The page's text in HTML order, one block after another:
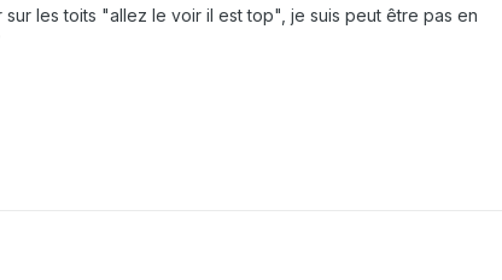
les toits "allez le voir il est top", je suis peut être pas en